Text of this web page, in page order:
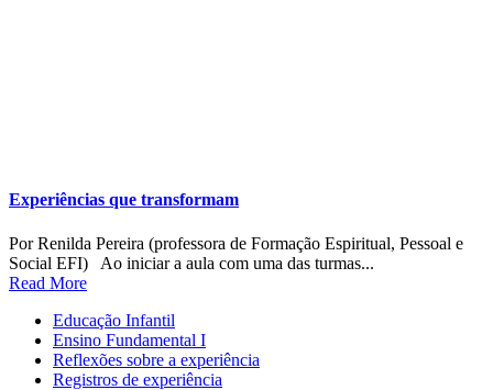
Experiências que transformam
Por Renilda Pereira (professora de Formação Espiritual, Pessoal e
Social EFI) Ao iniciar a aula com uma das turmas...
Read More
Educação Infantil
Ensino Fundamental I
Reflexões sobre a experiência
Registros de experiência